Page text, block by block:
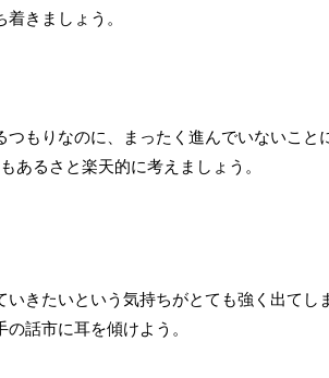
きましょう。
もりなのに、まったく進んでいないこと
あるさと楽天的に考えましょう。
きたいという気持ちがとても強く出てし
話市に耳を傾けよう。